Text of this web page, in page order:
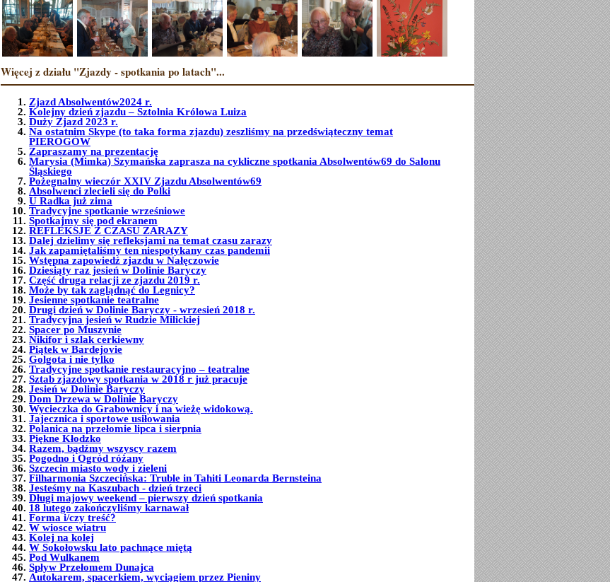
Więcej z działu "Zjazdy - spotkania po latach"...
Zjazd Absolwentów2024 r.
Kolejny dzień zjazdu – Sztolnia Królowa Luiza
Duży Zjazd 2023 r.
Na ostatnim Skype (to taka forma zjazdu) zeszliśmy na przedświąteczny temat
PIEROGÓW
Zapraszamy na prezentację
Marysia (Mimka) Szymańska zaprasza na cykliczne spotkania Absolwentów69 do Salonu
Śląskiego
Pożegnalny wieczór XXIV Zjazdu Absolwentów69
Absolwenci zlecieli się do Polki
U Radka już zima
Tradycyjne spotkanie wrześniowe
Spotkajmy się pod ekranem
REFLEKSJE Z CZASU ZARAZY
Dalej dzielimy się refleksjami na temat czasu zarazy
Jak zapamiętaliśmy ten niespotykany czas pandemii
Wstępna zapowiedź zjazdu w Nałęczowie
Dziesiąty raz jesień w Dolinie Baryczy
Część druga relacji ze zjazdu 2019 r.
Może by tak zaglądnąć do Legnicy?
Jesienne spotkanie teatralne
Drugi dzień w Dolinie Baryczy - wrzesień 2018 r.
Tradycyjna jesień w Rudzie Milickiej
Spacer po Muszynie
Nikifor i szlak cerkiewny
Piątek w Bardejovie
Golgota i nie tylko
Tradycyjne spotkanie restauracyjno – teatralne
Sztab zjazdowy spotkania w 2018 r już pracuje
Jesień w Dolinie Baryczy
Dom Drzewa w Dolinie Baryczy
Wycieczka do Grabownicy i na wieżę widokową.
Jajecznica i sportowe usiłowania
Polanica na przełomie lipca i sierpnia
Piękne Kłodzko
Razem, bądźmy wszyscy razem
Pogodno i Ogród różany
Szczecin miasto wody i zieleni
Filharmonia Szczecińska: Truble in Tahiti Leonarda Bernsteina
Jesteśmy na Kaszubach - dzień trzeci
Długi majowy weekend – pierwszy dzień spotkania
18 lutego zakończyliśmy karnawał
Forma i/czy treść?
W wiosce wiatru
Kolej na kolej
W Sokołowsku lato pachnące miętą
Pod Wulkanem
Spływ Przełomem Dunajca
Autokarem, spacerkiem, wyciągiem przez Pieniny